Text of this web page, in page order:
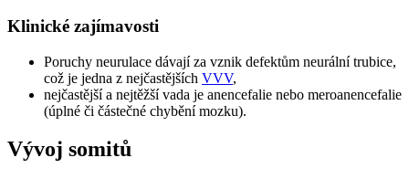
Klinické zajímavosti
Poruchy neurulace dávají za vznik defektům neurální trubice,
což je jedna z nejčastějších VVV,
nejčastější a nejtěžší vada je anencefalie nebo meroanencefalie
(úplné či částečné chybění mozku).
Vývoj somitů